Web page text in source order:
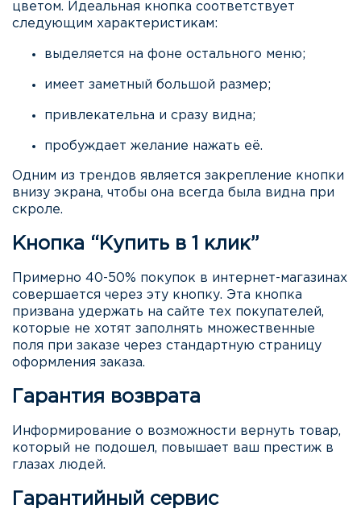
цветом. Идеальная кнопка соответствует
следующим характеристикам:
выделяется на фоне остального меню;
имеет заметный большой размер;
привлекательна и сразу видна;
пробуждает желание нажать её.
Одним из трендов является закрепление кнопки
внизу экрана, чтобы она всегда была видна при
скроле.
Кнопка “Купить в 1 клик”
Примерно 40-50% покупок в интернет-магазинах
совершается через эту кнопку. Эта кнопка
призвана удержать на сайте тех покупателей,
которые не хотят заполнять множественные
поля при заказе через стандартную страницу
оформления заказа.
Гарантия возврата
Информирование о возможности вернуть товар,
который не подошел, повышает ваш престиж в
глазах людей.
Гарантийный сервис